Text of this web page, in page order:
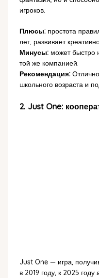
игроков.
Плюсы:простота
лет, развивает
Минусы:может быстро
той же компанией.
Рекомендация:
школьного возраста и
2. Just One:
Just One — игра,
в 2019 году, к 2025